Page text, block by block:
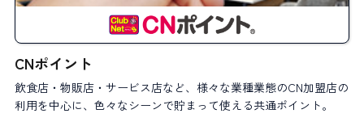
CNポイント
飲食店・物販店・サービス店など、様々な業種業態のCN加盟店の
利用を中心に、色々なシーンで貯まって使える共通ポイント。